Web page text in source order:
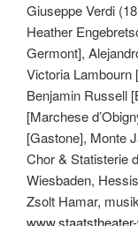
Giuseppe Verdi
Heather
Germont],
Victoria Lambourn
Benjamin Russell
[Marchese
[Gastone], Monte
Chor & Statisterie
Wiesbaden,
Zsolt Hamar,